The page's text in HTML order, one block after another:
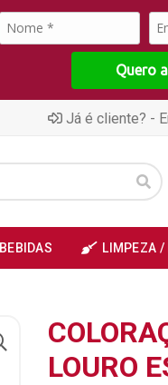
Quero
Já é cliente? -
BEBIDAS LIMPEZA /
LOURO